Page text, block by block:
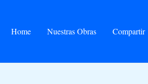
Home Nuestras Obras Compartir